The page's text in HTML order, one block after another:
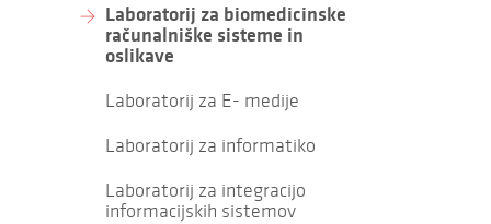
Laboratorij za biomedicinske
računalniške sisteme in
oslikave
Laboratorij za E- medije
Laboratorij za informatiko
Laboratorij za integracijo
informacijskih sistemov